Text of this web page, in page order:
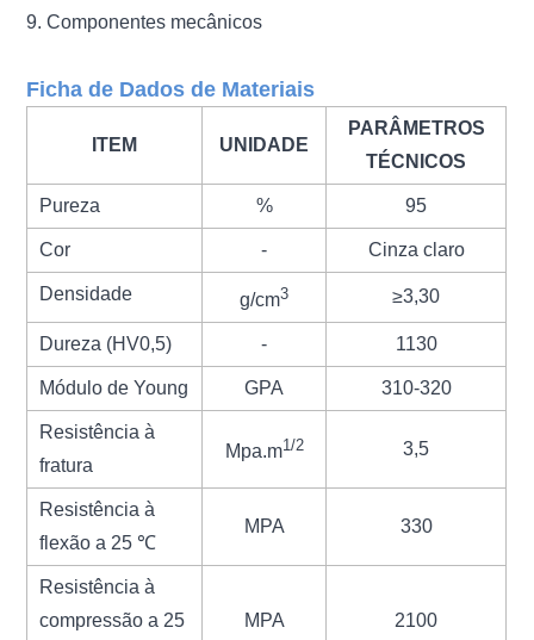
9. Componentes mecânicos
Ficha de Dados de Materiais
ITEM UNIDADE
PARÂMETROS
TÉCNICOS
Pureza % 95
Cor ‐ Cinza claro
Densidade g/cm3 ≥3,30
Dureza (HV0,5) - 1130
Módulo de Young GPA 310-320
Resistência à
fratura
Mpa.m1/2 3,5
Resistência à
flexão a 25 ℃
MPA 330
Resistência à
compressão a 25
MPA 2100